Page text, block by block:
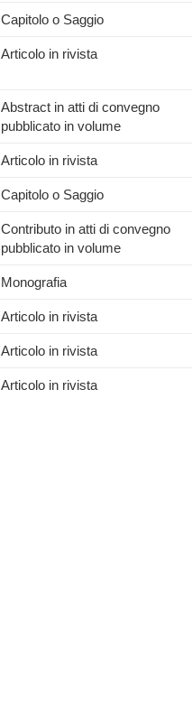
Capitolo o Saggio
Articolo in rivista
Abstract in atti di convegno
pubblicato in volume
Articolo in rivista
Capitolo o Saggio
Contributo in atti di convegno
pubblicato in volume
Monografia
Articolo in rivista
Articolo in rivista
Articolo in rivista